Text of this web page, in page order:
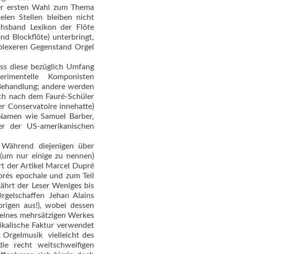
ersten Wahl zum Thema
Stellen bleiben nicht
Lexikon der Flöte
Blockflöte) unterbringt,
Gegenstand Orgel
diese bezüglich Umfang
 Komponisten
andere werden
nach dem Fauré-Schüler
Conservatoire innehatte)
wie Samuel Barber,
der US-amerikanischen
diejenigen über
nur einige zu nennen)
Artikel Marcel Dupré
epochale und zum Teil
der Leser Weniges bis
Jehan Alains
aus!), wobei dessen
mehrsätzigen Werkes
Faktur verwendet
 vielleicht des
recht weitschweifigen